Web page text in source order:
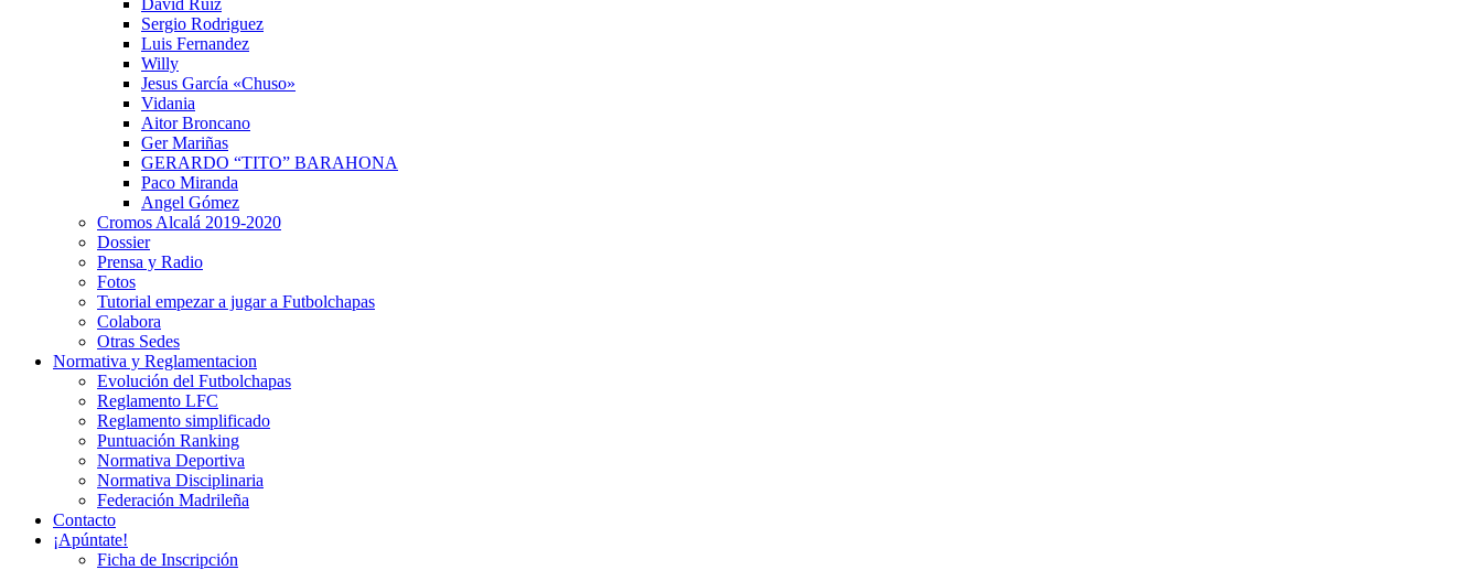
David Ruiz
Sergio Rodriguez
Luis Fernandez
Willy
Jesus García «Chuso»
Vidania
Aitor Broncano
Ger Mariñas
GERARDO “TITO” BARAHONA
Paco Miranda
Angel Gómez
Cromos Alcalá 2019-2020
Dossier
Prensa y Radio
Fotos
Tutorial empezar a jugar a Futbolchapas
Colabora
Otras Sedes
Normativa y Reglamentacion
Evolución del Futbolchapas
Reglamento LFC
Reglamento simplificado
Puntuación Ranking
Normativa Deportiva
Normativa Disciplinaria
Federación Madrileña
Contacto
¡Apúntate!
Ficha de Inscripción